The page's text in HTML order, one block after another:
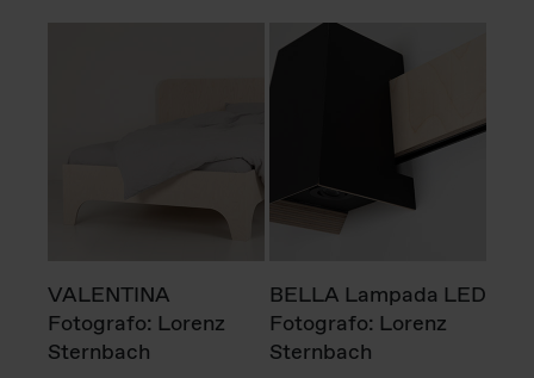
VALENTINA
Fotografo: Lorenz
Sternbach
BELLA Lampada LED
Fotografo: Lorenz
Sternbach